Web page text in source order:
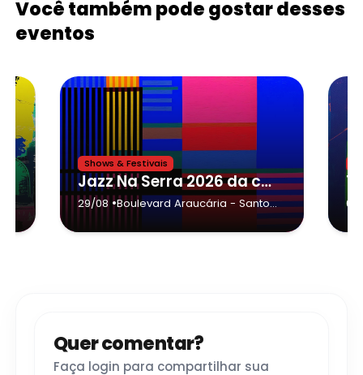
Você também pode gostar desses
eventos
Shows & Festivais
Jazz Na Serra 2026 da cidade de Santo Antônio do Pinhal,Banda Black Rio
29/08 •Boulevard Araucária - Santo
Quer comentar?
Faça login para compartilhar sua